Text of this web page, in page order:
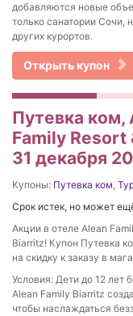
добавляются новые
только санатории Сочи,
других курортов.
Открыть купон
Путевка ком,
Family Resort
31 декабря
Купоны: Путевка ком,
Срок истек, но может
Акции в отеле Alean
Biarritz! Купон Путевка
на скидку к заказу в
Условия: Дети до 12 лет
Alean Family Biarritz
чтобы наслаждаться